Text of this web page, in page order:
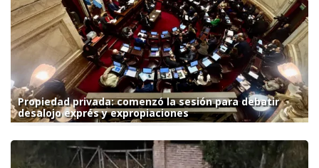
Propiedad privada: comenzó la sesión para debatir
desalojo exprés y expropiaciones